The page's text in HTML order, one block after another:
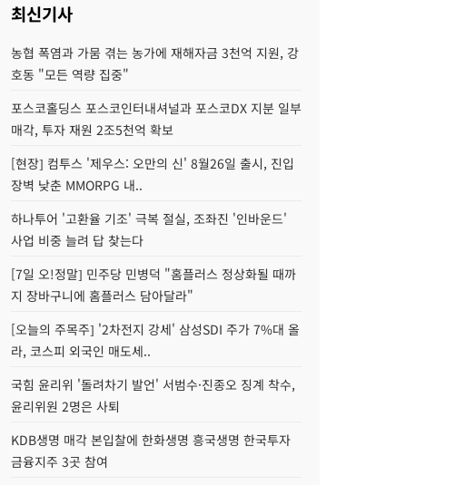
최신기사
농협 폭염과 가뭄 겪는 농가에 재해자금 3천억 지원, 강
호동 "모든 역량 집중"
포스코홀딩스 포스코인터내셔널과 포스코DX 지분 일부
매각, 투자 재원 2조5천억 확보
[현장] 컴투스 '제우스: 오만의 신' 8월26일 출시, 진입
장벽 낮춘 MMORPG 내..
하나투어 '고환율 기조' 극복 절실, 조좌진 '인바운드'
사업 비중 늘려 답 찾는다
[7일 오!정말] 민주당 민병덕 "홈플러스 정상화될 때까
지 장바구니에 홈플러스 담아달라"
[오늘의 주목주] '2차전지 강세' 삼성SDI 주가 7%대 올
라, 코스피 외국인 매도세..
국힘 윤리위 '돌려차기 발언' 서범수·진종오 징계 착수,
윤리위원 2명은 사퇴
KDB생명 매각 본입찰에 한화생명 흥국생명 한국투자
금융지주 3곳 참여